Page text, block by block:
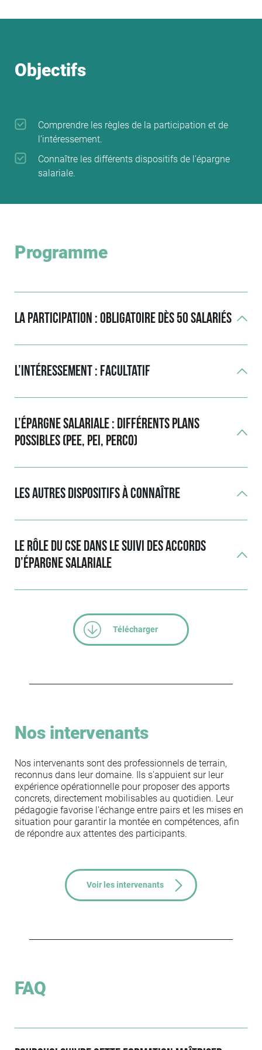
Objectifs
Comprendre les règles de la participation et de
l’intéressement.
Connaître les différents dispositifs de l’épargne
salariale.
Programme
La participation : obligatoire dès 50 salariés
L’intéressement : facultatif
L’épargne salariale : différents plans
possibles (PEE, PEI, PERCO)
Les autres dispositifs à connaître
Le rôle du CSE dans le suivi des accords
d’épargne salariale
Télécharger
Nos intervenants
Nos intervenants sont des professionnels de terrain,
reconnus dans leur domaine. Ils s'appuient sur leur
expérience opérationnelle pour proposer des apports
concrets, directement mobilisables au quotidien. Leur
pédagogie favorise l'échange entre pairs et les mises en
situation pour garantir la montée en compétences, afin
de répondre aux attentes des participants.
Voir les intervenants
FAQ